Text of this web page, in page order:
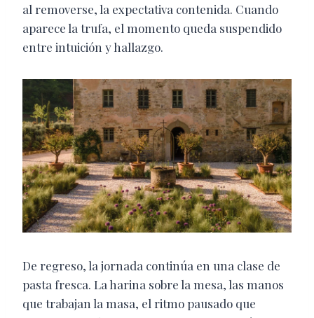
al removerse, la expectativa contenida. Cuando
aparece la trufa, el momento queda suspendido
entre intuición y hallazgo.
De regreso, la jornada continúa en una clase de
pasta fresca. La harina sobre la mesa, las manos
que trabajan la masa, el ritmo pausado que